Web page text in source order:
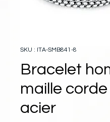
SKU : ITA-SMB841-8
Bracelet
maille corde
acier